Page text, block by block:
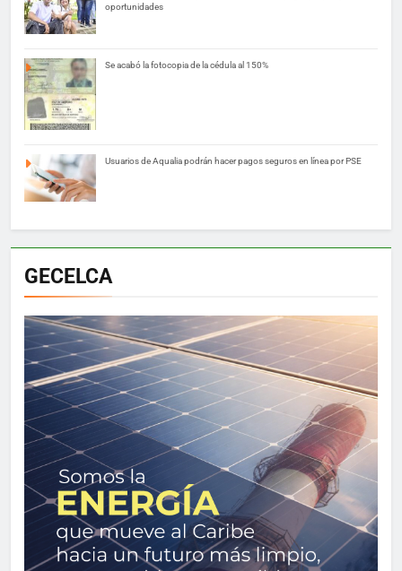
oportunidades
Se acabó la fotocopia de la cédula al 150%
Usuarios de Aqualia podrán hacer pagos seguros en línea por PSE
GECELCA